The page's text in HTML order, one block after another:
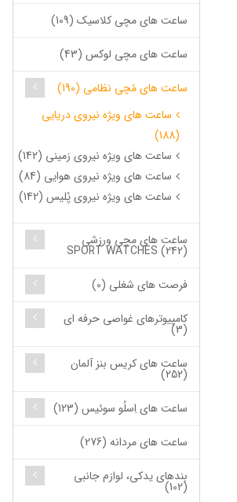
ساعت های مچی کلاسیک (109)
ساعت های مچی لوکس (43)
ساعت های مُچی نظامی (190)
ساعت های ویژه نیروی دریایی
(188)
ساعت های ویژه نیروی زمینی (142)
ساعت های ویژه نیروی هوایی (84)
ساعت های ویژه نیروی پُلیس (142)
ساعت های مچی ورزشی
SPORT WATCHES (242)
فرصت های شغلی (0)
کامپیوترهای غواصی حرفه ای
(3)
ساعت های کریس بنز آلمان
(252)
ساعت های اِسلُو سوئیس (123)
ساعت های مردانه (276)
بندهای یدکی، لوازم جانبی
(102)